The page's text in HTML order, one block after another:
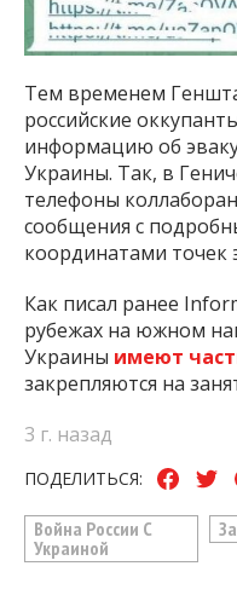
Тем временем
российские
информацию об
Украины. Так, в
телефоны
сообщения с
координатами точек
Как писал ранее
рубежах на южном
Украины имеют
закрепляются на
3 г. назад
ПОДЕЛИТЬСЯ:
Война России С
Украиной